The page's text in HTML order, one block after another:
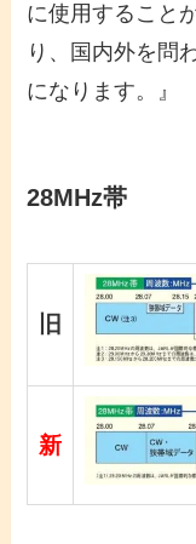
に使用すること
り、国内外を問
になります。』
28MHz帯
旧
新